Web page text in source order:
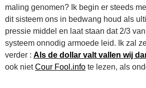
maling genomen? Ik begin er steeds
dit sisteem ons in bedwang houd als
pressie middel en laat staan dat 2/3
systeem onnodig armoede leid. Ik zal
verder : Als de dollar valt vallen wij
ook nietCour Fool.info te lezen, als